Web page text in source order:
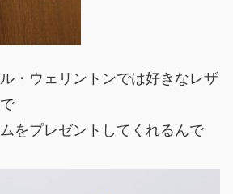
・ウェリントンでは好きなレザ
をプレゼントしてくれるんで